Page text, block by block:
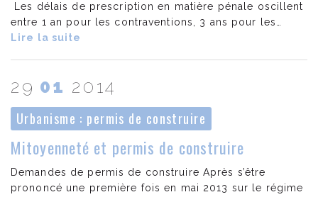
Les délais de prescription en matière pénale oscillent
entre 1 an pour les contraventions, 3 ans pour les…
Lire la suite
29 01 2014
Urbanisme : permis de construire
Mitoyenneté et permis de construire
Demandes de permis de construire Après s’être
prononcé une première fois en mai 2013 sur le régime